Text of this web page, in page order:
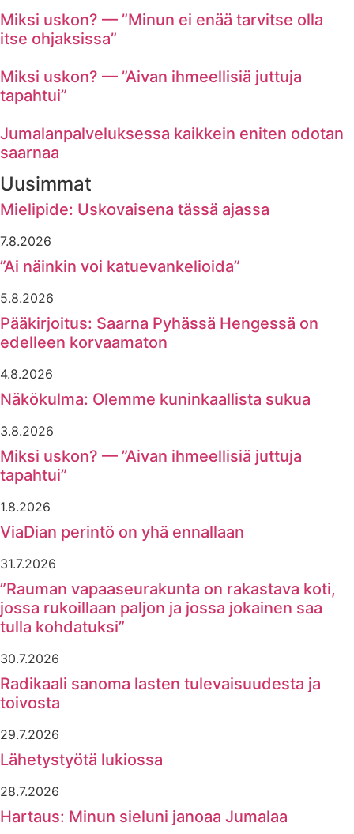
Miksi uskon? — ”Minun ei enää tarvitse olla
itse ohjaksissa”
Miksi uskon? — ”Aivan ihmeellisiä juttuja
tapahtui”
Jumalanpalveluksessa kaikkein eniten odotan
saarnaa
Uusimmat
Mielipide: Uskovaisena tässä ajassa
7.8.2026
”Ai näinkin voi katuevankelioida”
5.8.2026
Pääkirjoitus: Saarna Pyhässä Hengessä on
edelleen korvaamaton
4.8.2026
Näkökulma: Olemme kuninkaallista sukua
3.8.2026
Miksi uskon? — ”Aivan ihmeellisiä juttuja
tapahtui”
1.8.2026
ViaDian perintö on yhä ennallaan
31.7.2026
”Rauman vapaaseurakunta on rakastava koti,
jossa rukoillaan paljon ja jossa jokainen saa
tulla kohdatuksi”
30.7.2026
Radikaali sanoma lasten tulevaisuudesta ja
toivosta
29.7.2026
Lähetystyötä lukiossa
28.7.2026
Hartaus: Minun sieluni janoaa Jumalaa